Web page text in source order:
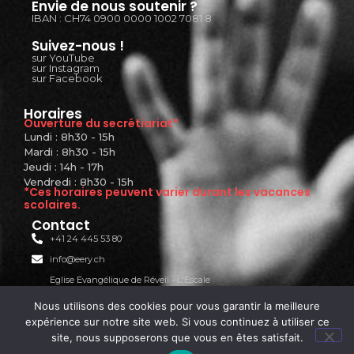
Envie de nous soutenir ?
IBAN : CH74 0900 0000 1002 7081 8
Suivez-nous !
sur YouTube
sur Instagram
sur Facebook
Horaires
Ouverture du secrétiariat*
Lundi : 8h30 - 15h
Mardi : 8h30 - 15h
Jeudi : 14h - 17h
Vendredi : 8h30 - 15h
*Ces horaires peuvent varier durant les vacances
scolaires.
Contact
+41 24 445 53 80
info@eery.ch
Eglise Evangélique de Réveil - L'Escale
1400 Yverdon-les-Bains
© 2026 Created with Royal Elementor Addons
Nous utilisons des cookies pour vous garantir la meilleure
expérience sur notre site web. Si vous continuez à utiliser ce
site, nous supposerons que vous en êtes satisfait.